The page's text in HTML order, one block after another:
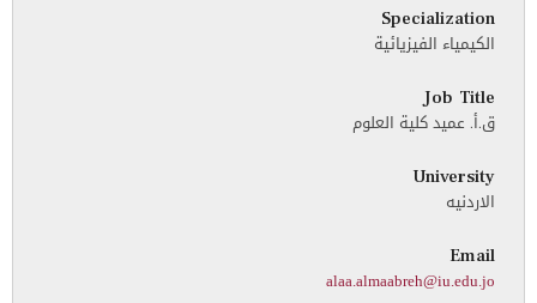
Specialization
الكيمياء الفيزيائية
Job Title
ق.أ. عميد كلية العلوم
University
الاردنيه
Email
alaa.almaabreh@iu.edu.jo